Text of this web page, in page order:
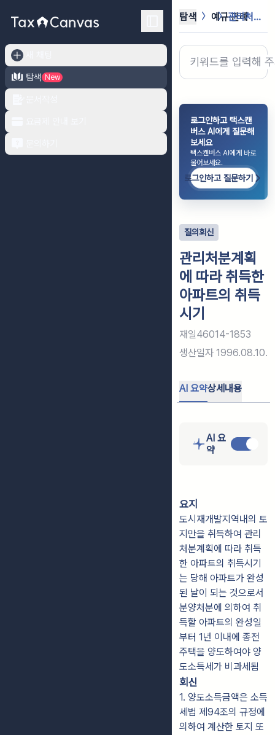
탐색
New
탐색 예규·판례 관리처분계획에 따라 취득한 아파트의 ...
로그인하고 택스캔
버스 AI에게 질문해
보세요
택스캔버스 AI에게 바로
물어보세요.
로그인하고 질문하기
질의회신
관리처분계획
에 따라 취득한
아파트의 취득
시기
재일46014-1853
생산일자 1996.08.10.
AI 요약상세내용
AI 요
약
요지
도시재개발지역내의 토
지만을 취득하여 관리
처분계획에 따라 취득
한 아파트의 취득시기
는 당해 아파트가 완성
된 날이 되는 것으로서
분양처분에 의하여 취
득할 아파트의 완성일
부터 1년 이내에 종전
주택을 양도하여야 양
도소득세가 비과세됨
회신
1. 양도소득금액은 소득
세법 제94조의 규정에
의하여 계산한 토지 또